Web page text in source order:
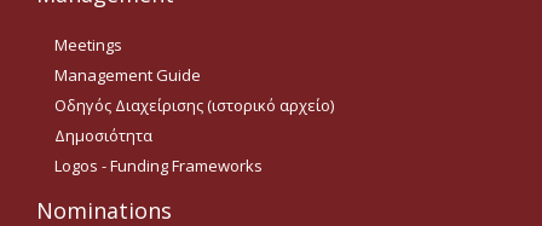
με βάση τον Ν.4957/2022
Οδηγίες με βάση τον
Ν.4957/2022
Guidelines Archive
Meetings
Management Guide
Οδηγός Διαχείρισης (ιστορικό αρχείο)
Δημοσιότητα
Logos - Funding Frameworks
Nominations